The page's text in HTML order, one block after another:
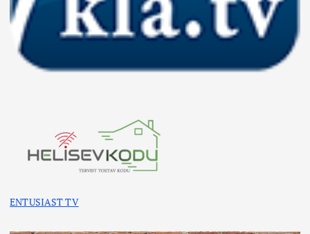
ENTUSIAST TV